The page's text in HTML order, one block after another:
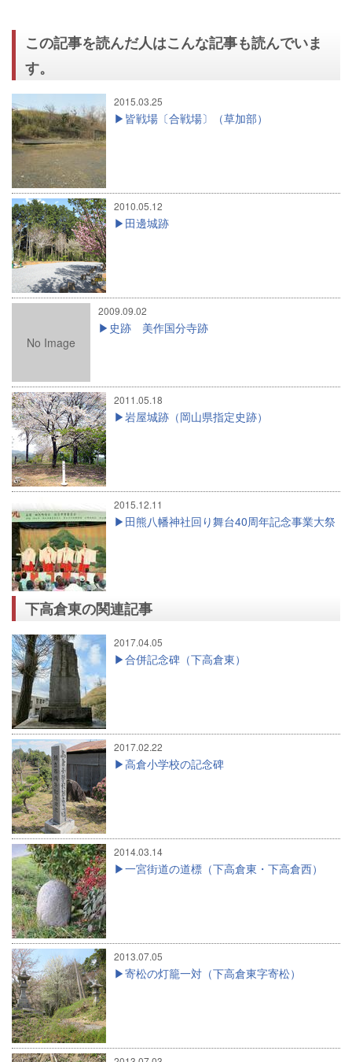
この記事を読んだ人はこんな記事も読んでいま
す。
2015.03.25
皆戦場〔合戦場〕（草加部）
2010.05.12
田邊城跡
No Image
2009.09.02
史跡 美作国分寺跡
2011.05.18
岩屋城跡（岡山県指定史跡）
2015.12.11
田熊八幡神社回り舞台40周年記念事業大祭
下高倉東の関連記事
2017.04.05
合併記念碑（下高倉東）
2017.02.22
高倉小学校の記念碑
2014.03.14
一宮街道の道標（下高倉東・下高倉西）
2013.07.05
寄松の灯籠一対（下高倉東字寄松）